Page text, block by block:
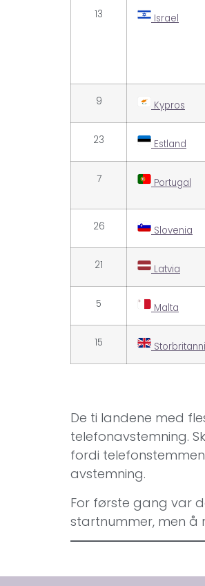
13 Israel
9 Kypros
23 Estland
7 Portugal
26 Slovenia
21 Latvia
5 Malta
15
De ti landene med
telefonavstemning.
fordi
avstemning.
For første gang var
startnummer, men å